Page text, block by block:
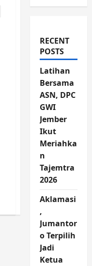
RECENT
POSTS
Latihan
Bersama
ASN, DPC
GWI
Jember
Ikut
Meriahka
n
Tajemtra
2026
Aklamasi
,
Jumantor
o Terpilih
Jadi
Ketua